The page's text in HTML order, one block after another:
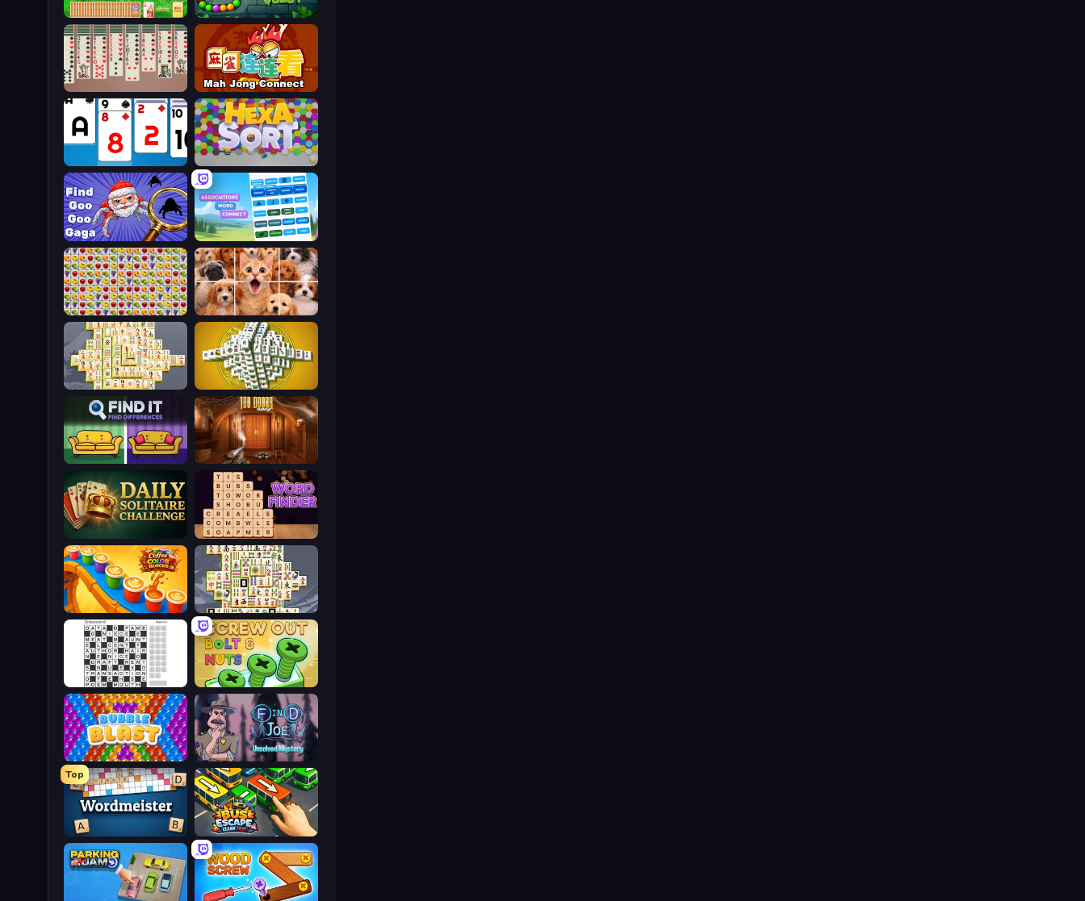
Zumba Quest
Magic Towers Solitaire
Mahjong Connect (Legacy)
Spider Solitaire 2 Suits
Hexa Sort
Social Solitaire
Associations - Word Connect
Find Goo Goo Gaga
Jigpic Solitaire
Same Game Fruit Collapse
Mahjong Tower
Mahjong Online
100 Doors Challenge
Find It - Find The Differences
Word Finder
Daily Solitaire Challenge
Mahjong Titans
Coffee Color Blocks
Screw Out: Bolts and Nuts
Crossword
Find Joe: Unsolved Mystery
Bubble Blast
Bus Escape: Clear Jam
Top
Wordmeister